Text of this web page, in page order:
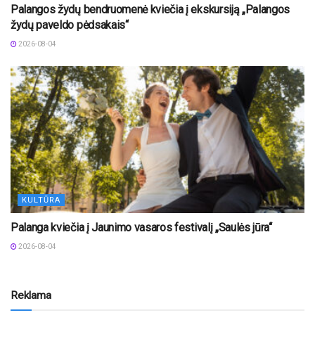
Palangos žydų bendruomenė kviečia į ekskursiją „Palangos
žydų paveldo pėdsakais“
2026-08-04
KULTŪRA
Palanga kviečia į Jaunimo vasaros festivalį „Saulės jūra“
2026-08-04
Reklama